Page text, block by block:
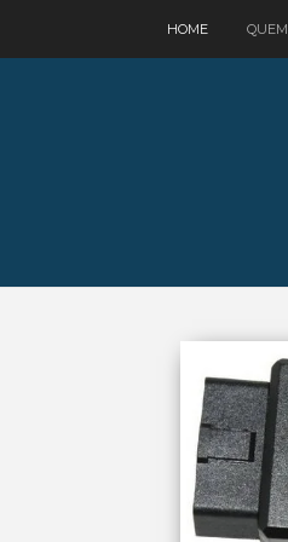
HOME